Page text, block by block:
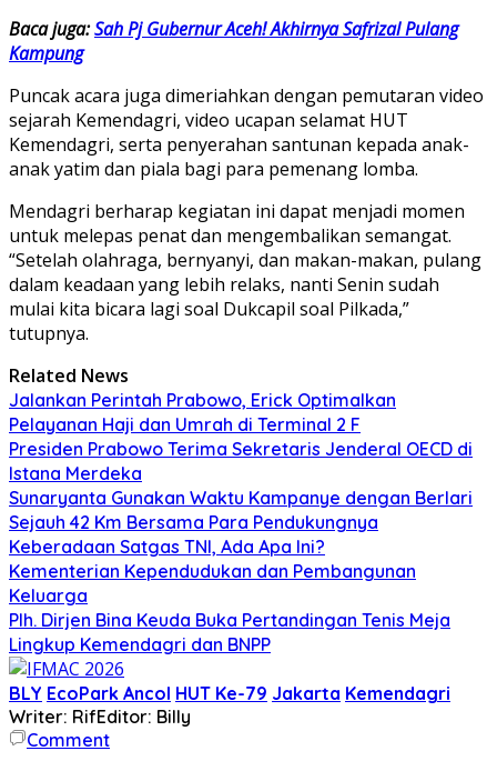
Baca juga:Sah Pj Gubernur Aceh! Akhirnya Safrizal Pulang
Kampung
Puncak acara juga dimeriahkan dengan pemutaran video
sejarah Kemendagri, video ucapan selamat HUT
Kemendagri, serta penyerahan santunan kepada anak-
anak yatim dan piala bagi para pemenang lomba.
Mendagri berharap kegiatan ini dapat menjadi momen
untuk melepas penat dan mengembalikan semangat.
“Setelah olahraga, bernyanyi, dan makan-makan, pulang
dalam keadaan yang lebih relaks, nanti Senin sudah
mulai kita bicara lagi soal Dukcapil soal Pilkada,”
tutupnya.
Related News
Jalankan Perintah Prabowo, Erick Optimalkan
Pelayanan Haji dan Umrah di Terminal 2 F
Presiden Prabowo Terima Sekretaris Jenderal OECD di
Istana Merdeka
Sunaryanta Gunakan Waktu Kampanye dengan Berlari
Sejauh 42 Km Bersama Para Pendukungnya
Keberadaan Satgas TNI, Ada Apa Ini?
Kementerian Kependudukan dan Pembangunan
Keluarga
Plh. Dirjen Bina Keuda Buka Pertandingan Tenis Meja
Lingkup Kemendagri dan BNPP
BLY EcoPark Ancol HUT Ke-79 Jakarta Kemendagri
Writer: RifEditor: Billy
Comment